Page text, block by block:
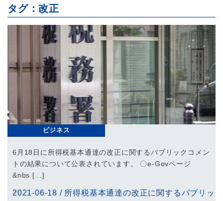
タグ：改正
ビジネス
6月18日に所得税基本通達の改正に関するパブリックコメン
トの結果について公表されています。 〇e-Govページ
&nbs […]
2021-06-18 / 所得税基本通達の改正に関するパブリッ